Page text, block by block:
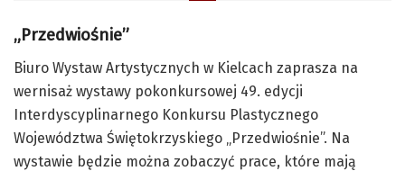
„Przedwiośnie”
Biuro Wystaw Artystycznych w Kielcach zaprasza na
wernisaż wystawy pokonkursowej 49. edycji
Interdyscyplinarnego Konkursu Plastycznego
Województwa Świętokrzyskiego „Przedwiośnie”. Na
wystawie będzie można zobaczyć prace, które mają